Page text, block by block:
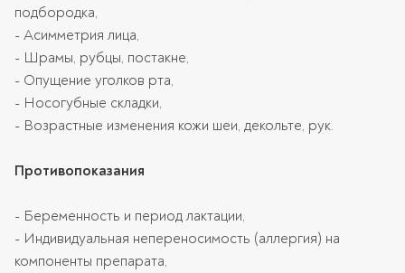
подбородка,
- Асимметрия лица,
- Шрамы, рубцы, постакне,
- Опущение уголков рта,
- Носогубные складки,
- Возрастные изменения кожи шеи, декольте, рук.
Противопоказания
- Беременность и период лактации,
- Индивидуальная непереносимость (аллергия) на
компоненты препарата,